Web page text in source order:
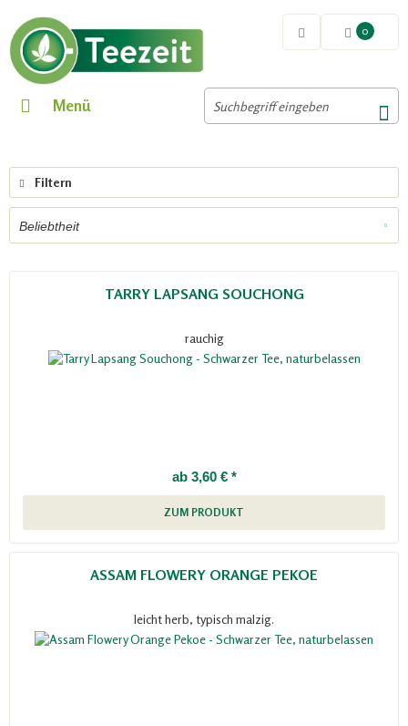
0
Menü
Filtern
TARRY LAPSANG SOUCHONG
rauchig
ab 3,60 € *
ZUM PRODUKT
ASSAM FLOWERY ORANGE PEKOE
leicht herb, typisch malzig.